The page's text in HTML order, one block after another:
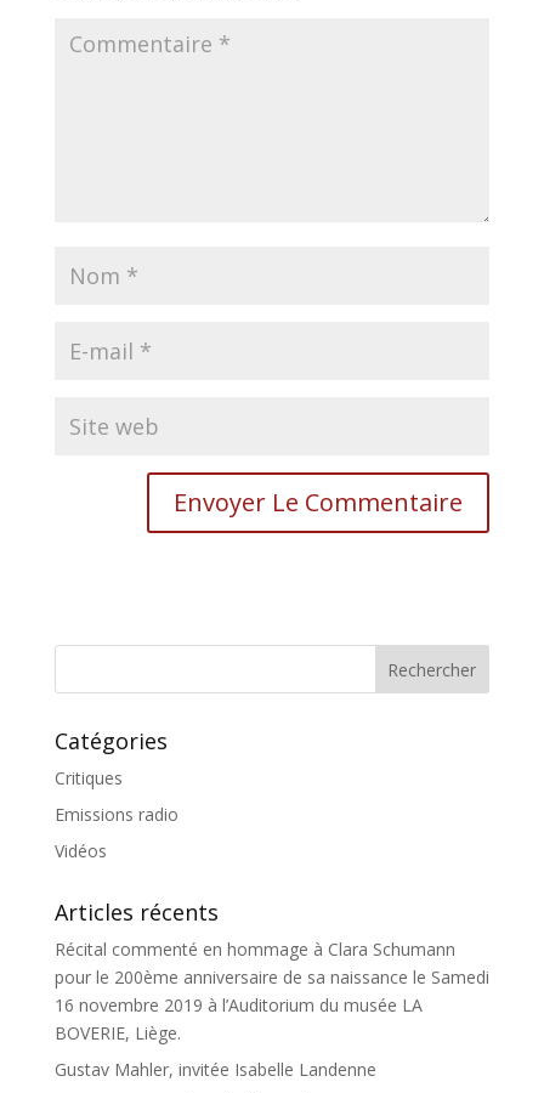
Catégories
Critiques
Emissions radio
Vidéos
Articles récents
Récital commenté en hommage à Clara Schumann
pour le 200ème anniversaire de sa naissance le Samedi
16 novembre 2019 à l’Auditorium du musée LA
BOVERIE, Liège.
Gustav Mahler, invitée Isabelle Landenne